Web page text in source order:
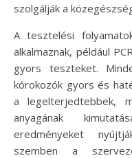
szolgálják a
A tesztelési
alkalmaznak, például
gyors teszteket.
kórokozók gyors és
a legelterjedtebbek,
anyagának
eredményeket
szemben a